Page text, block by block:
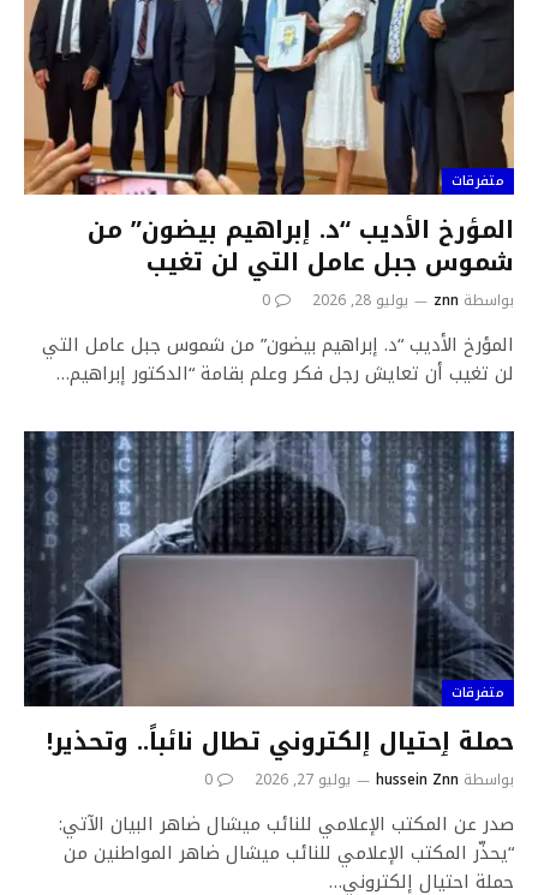
متفرقات
المؤرخ الأديب “د. إبراهيم بيضون” من
شموس جبل عامل التي لن تغيب
بواسطة znn يوليو 28, 2026 0
المؤرخ الأديب “د. إبراهيم بيضون” من شموس جبل عامل التي
لن تغيب أن تعايش رجل فكر وعلم بقامة “الدكتور إبراهيم…
متفرقات
حملة ٳحتيال إلكتروني تطال نائباً.. وتحذير!
بواسطة hussein Znn يوليو 27, 2026 0
صدر عن المكتب الإعلامي للنائب ميشال ضاهر البيان الآتي:
“يحذّر المكتب الإعلامي للنائب ميشال ضاهر المواطنين من
حملة احتيال إلكتروني…